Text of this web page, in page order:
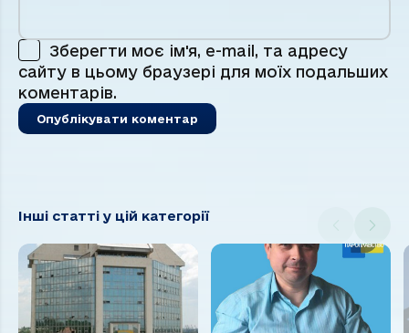
Зберегти моє ім'я, e-mail, та адресу
сайту в цьому браузері для моїх подальших
коментарів.
Інші статті у цій категорії